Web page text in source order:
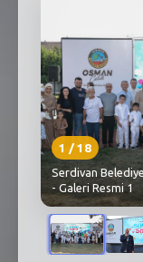
1 /18
Serdivan
- Galeri Resmi 1